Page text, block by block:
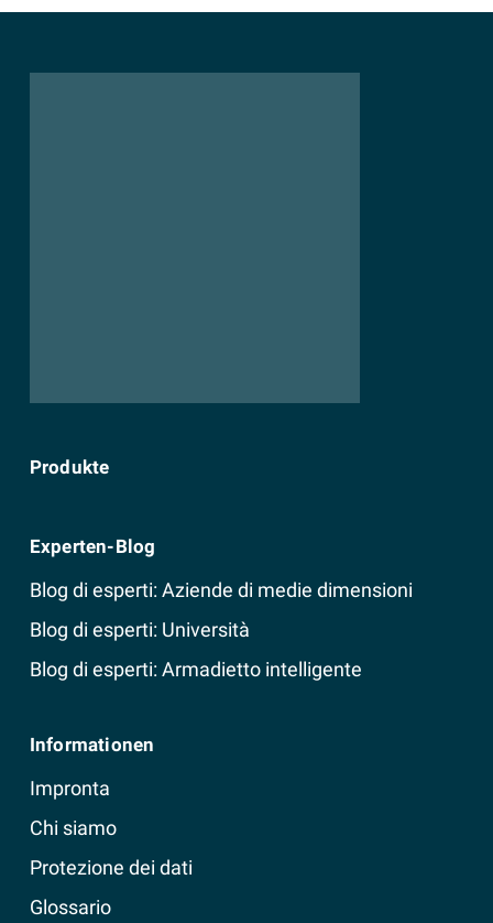
Produkte
Experten-Blog
Blog di esperti: Aziende di medie dimensioni
Blog di esperti: Università
Blog di esperti: Armadietto intelligente
Informationen
Impronta
Chi siamo
Protezione dei dati
Glossario